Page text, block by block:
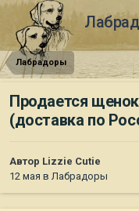
Лабрадоры
Продается
(доставка по
Автор Lizzie Cutie
12 мая вЛабрадоры